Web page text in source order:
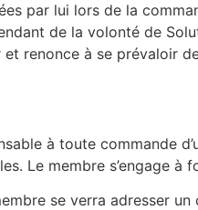
par lui lors de la
de la volonté de
renonce à se prévaloir
à toute commande
Le membre s’engage à
se verra adresser